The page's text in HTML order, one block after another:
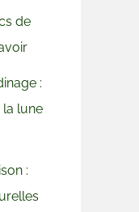
de
:
lune
: